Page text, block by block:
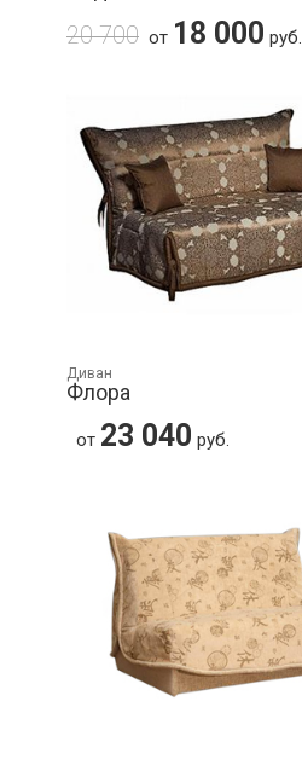
20 700 от 18 000 руб.
Диван
Флора
от 23 040 руб.